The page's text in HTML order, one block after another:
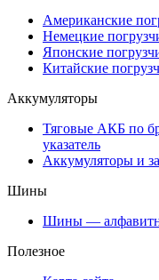
Американские
Немецкие
Японские
Китайские
Аккумуляторы
Тяговые АКБ по
указатель
Аккумуляторы и
Шины
Шины —
Полезное